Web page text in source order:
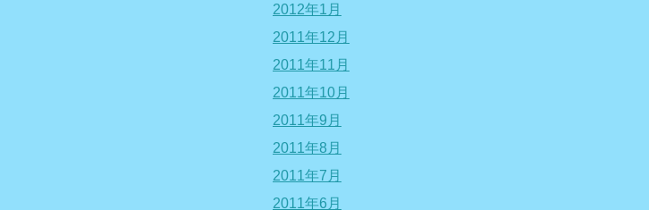
2012年1月
2011年12月
2011年11月
2011年10月
2011年9月
2011年8月
2011年7月
2011年6月